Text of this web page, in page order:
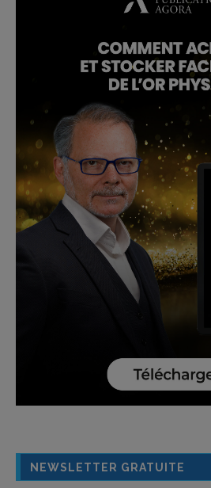
NEWSLETTER GRATUITE